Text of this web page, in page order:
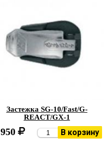
Застежка SG-10/Fast/G-
REACT/GX-1
950 В корзину